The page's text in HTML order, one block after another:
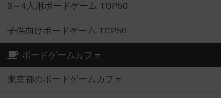
3～4人用ボードゲーム TOP50
子供向けボードゲーム TOP50
ボードゲームカフェ
東京都のボードゲームカフェ